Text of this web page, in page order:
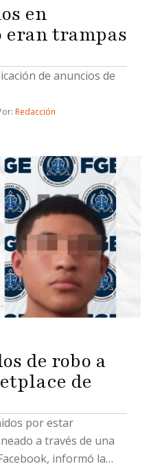
en
eran trampas
de anuncios de
Redacción
de robo a
de
por estar
a través de una
informó la